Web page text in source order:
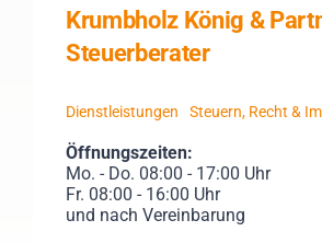
Krumbholz König &
Steuerberater
Dienstleistungen Steuern, Recht &
Öffnungszeiten:
Mo. - Do. 08:00 - 17:00 Uhr
Fr. 08:00 - 16:00 Uhr
und nach Vereinbarung